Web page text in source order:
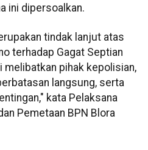
ini dipersoalkan.
tindak lanjut atas
terhadap Gagat Septian
melibatkan pihak kepolisian,
langsung, serta
kata Pelaksana
Pemetaan BPN Blora